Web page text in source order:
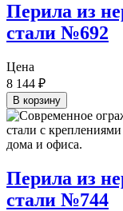
Перила из
стали №692
Цена
8 144 ₽
В корзину
Перила из
стали №744